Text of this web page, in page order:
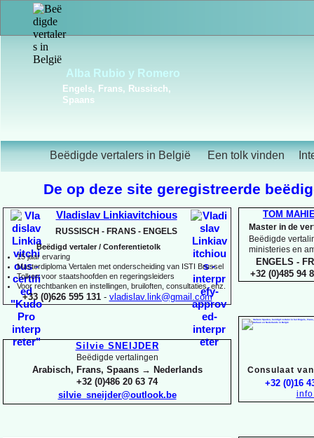
Beëdigde vertalers in België Een tolk vinden
Frédérique Christiaens
Engels, Frans, Portugees,
De op deze site geregistreerde
TOM
Master in de
Beëdigde
ministeries en
ENGELS -
+32 (0)485 94
Consulaat
+32 (0)16
Vladislav Linkiavitchious
RUSSISCH - FRANS - ENGELS
Beëdigd vertaler / Conferentietolk
15 jaar ervaring
Masterdiploma Vertalen met onderscheiding van ISTI Brussel
Tolken voor staatshoofden en regeringsleiders
Voor rechtbanken en instellingen, bruiloften, consultaties, enz.
+33 (0)626 595 131- vladislav.link@gmail.com
Silvie SNEIJDER
Beëdigde vertalingen
Arabisch, Frans, Spaans → Nederlands
+32 (0)486 20 63 74
silvie_sneijder@outlook.be